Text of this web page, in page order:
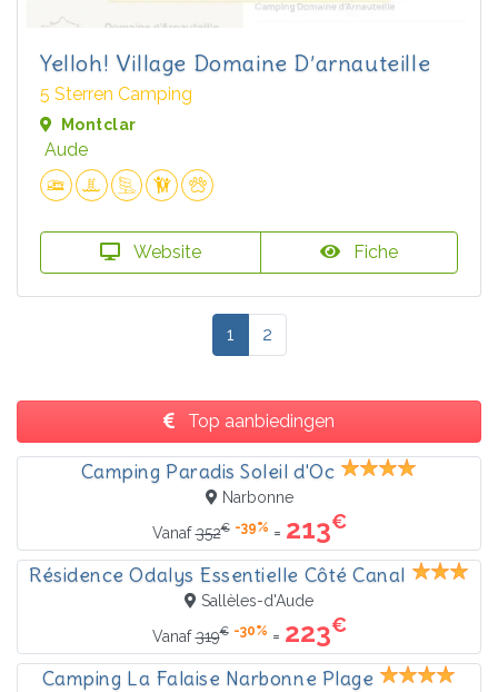
Yelloh! Village Domaine D’arnauteille
5 Sterren Camping
Montclar
Aude
Website Fiche
1 2
Top aanbiedingen
Camping Paradis Soleil d'Oc
Narbonne
Vanaf352€ -39% = 213€
Résidence Odalys Essentielle Côté Canal
Sallèles-d'Aude
Vanaf319€ -30% = 223€
Camping La Falaise Narbonne Plage